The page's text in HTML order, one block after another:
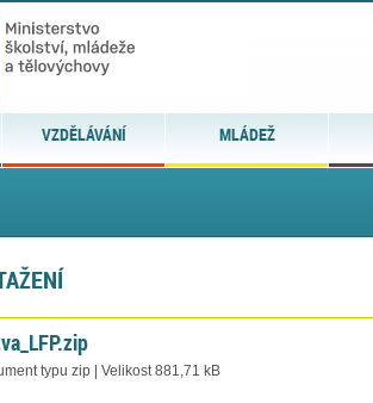
VZDĚLÁVÁNÍ MLÁDEŽ
typu zip | Velikost 881,71 kB